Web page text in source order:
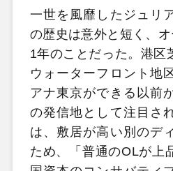
一世を風靡したジュリ
の歴史は意外と短く、
1年のことだった。港区
ウォーターフロント地
アナ東京ができる以前
の発信地として注目さ
は、敷居が高い別のデ
ため、「普通のOLが上